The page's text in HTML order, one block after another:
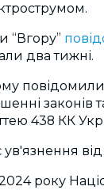
“Вгору”
два тижні.
законів
438 КК
від
року